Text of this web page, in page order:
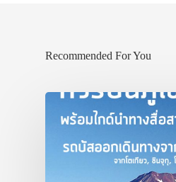
Recommended For You